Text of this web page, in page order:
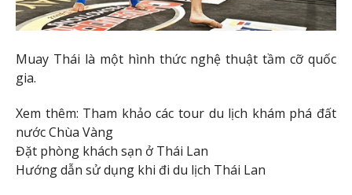
Muay Thái là một hình thức nghệ thuật tầm cỡ quốc
gia.
Xem thêm: Tham khảo các tour du lịch khám phá đất
nước Chùa Vàng
Đặt phòng khách sạn ở Thái Lan
Hướng dẫn sử dụng khi đi du lịch Thái Lan